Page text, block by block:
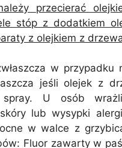
przecierać
stóp z dodatkiem
z olejkiem z
w przypadku
jeśli olejek z
spray. U osób
lub wysypki
w walce z
Fluor zawarty w